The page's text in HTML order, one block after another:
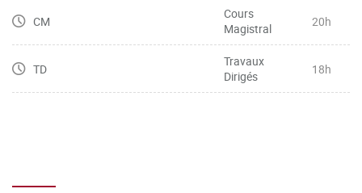
CM
Cours
Magistral
20h
TD
Travaux
Dirigés
18h